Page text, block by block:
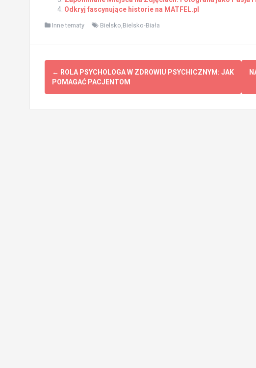
Odkryj fascynujące historie na MATFEL.pl
Inne tematy Bielsko,Bielsko-Biała
Post
navigation
← ROLA PSYCHOLOGA W ZDROWIU PSYCHICZNYM: JAK
POMAGAĆ PACJENTOM